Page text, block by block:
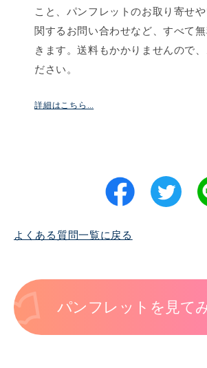
こと、パンフレットのお取り寄せ
関するお問い合わせなど、すべて
きます。送料もかかりませんので
ださい。
詳細はこちら…
よくある質問一覧に戻る
パンフレットを見て